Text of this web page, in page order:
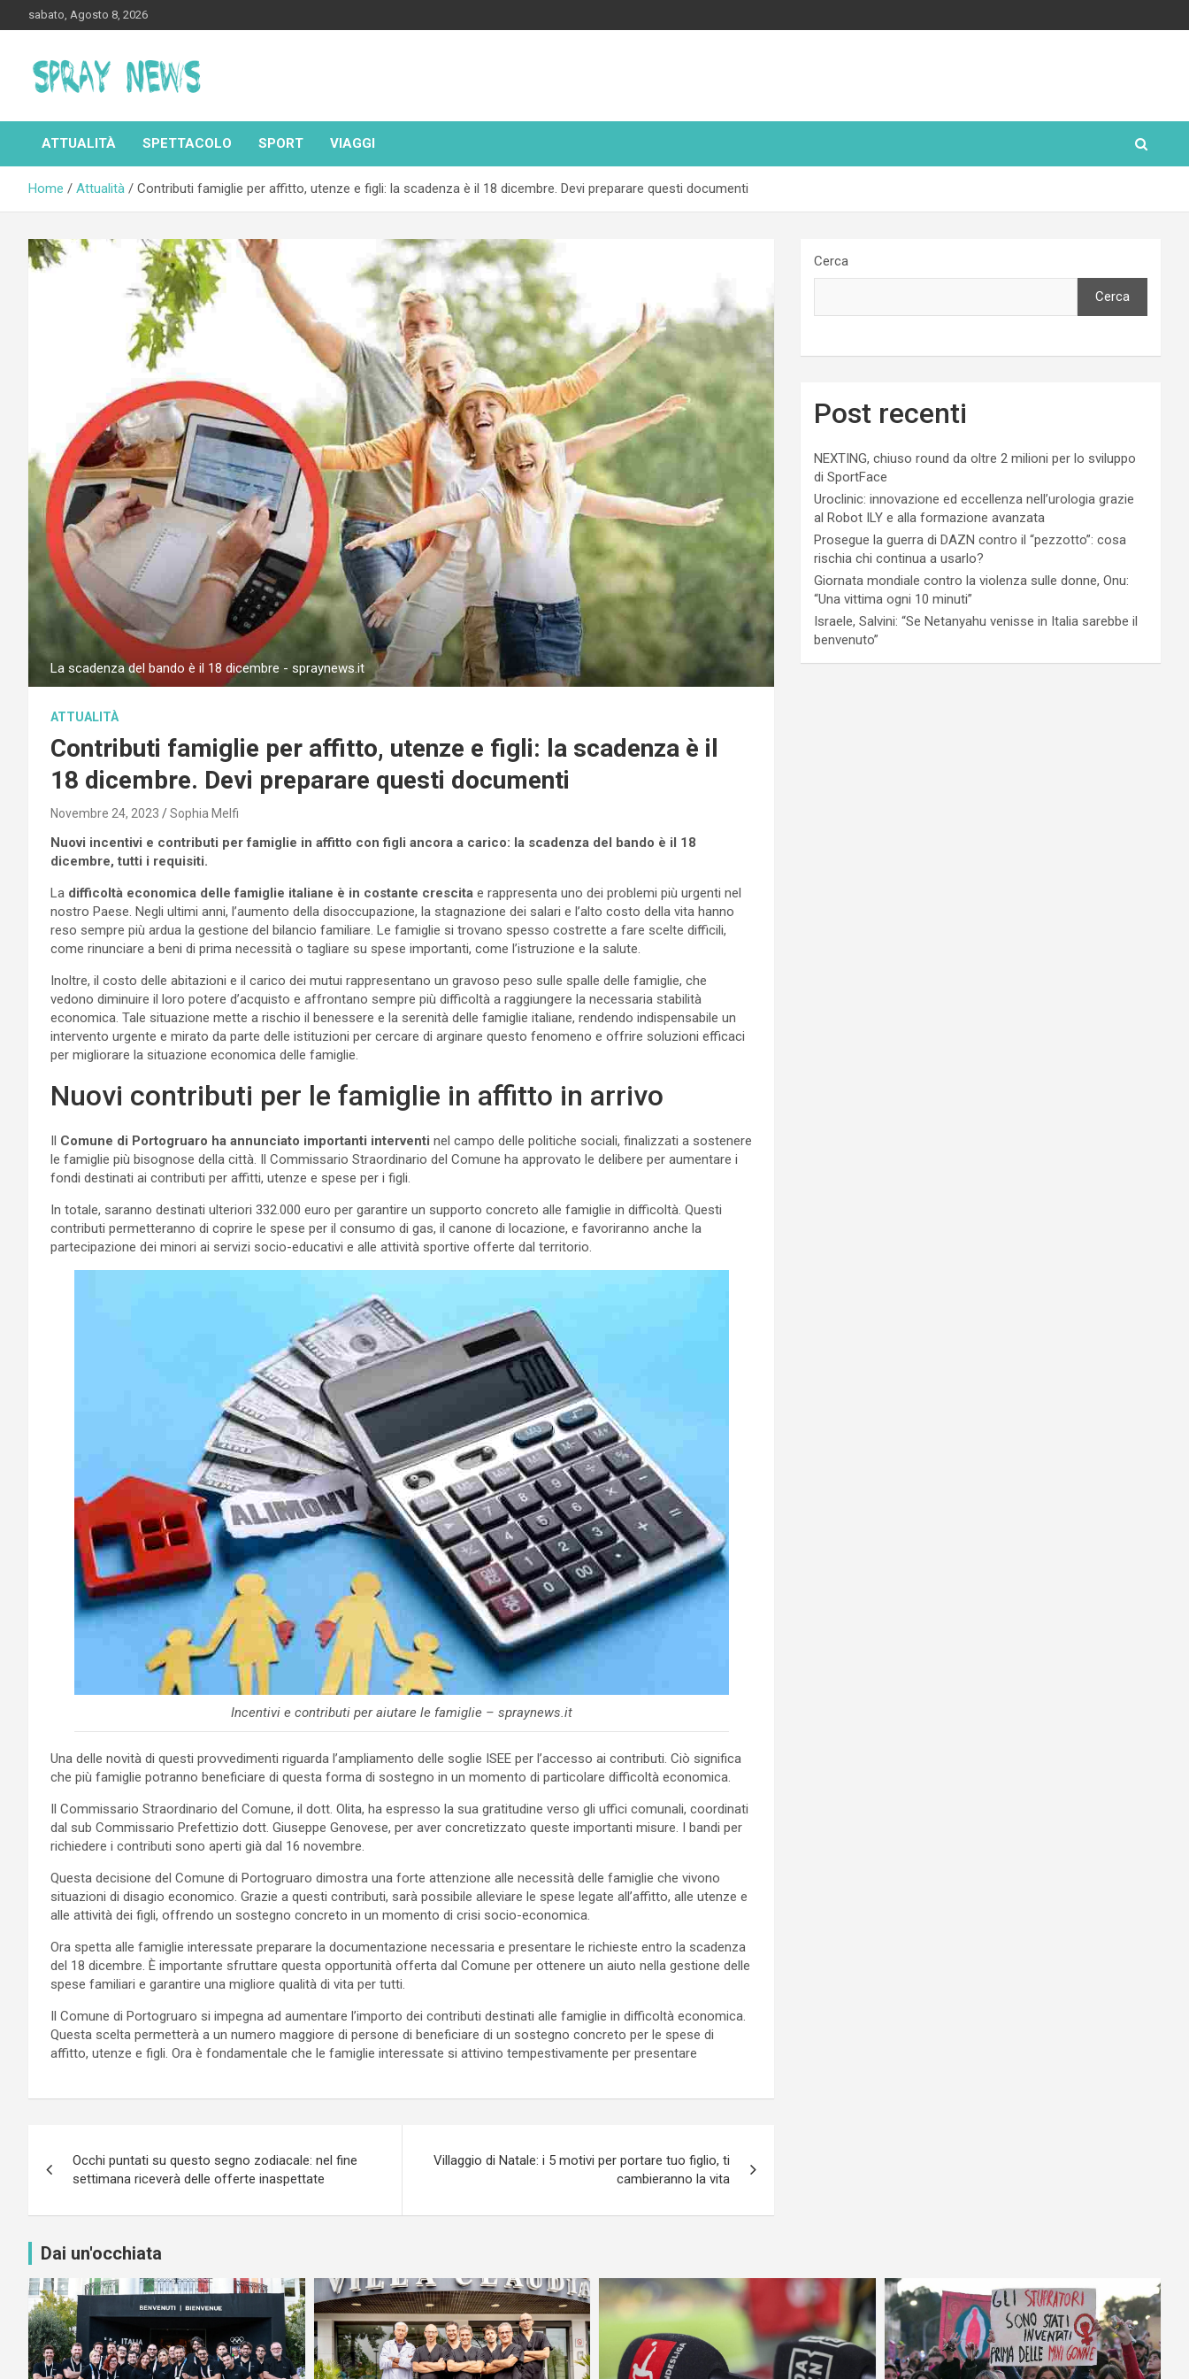
to
sabato, Agosto 8, 2026
Spraynews.it
ATTUALITÀ SPETTACOLO SPORT VIAGGI
Home Attualità Contributi famiglie per affitto, utenze e figli: la scadenza è il 18 dicembre. Devi preparare questi documenti
La scadenza del bando è il 18 dicembre - spraynews.it
ATTUALITÀ
Contributi famiglie per affitto, utenze e figli: la scadenza è il
18 dicembre. Devi preparare questi documenti
Novembre 24, 2023 Sophia Melfi
Nuovi incentivi e contributi per famiglie in affitto con figli ancora a carico: la scadenza del bando è il 18
dicembre, tutti i requisiti.
La difficoltà economica delle famiglie italiane è in costante crescita e rappresenta uno dei problemi più urgenti nel
nostro Paese. Negli ultimi anni, l’aumento della disoccupazione, la stagnazione dei salari e l’alto costo della vita hanno
reso sempre più ardua la gestione del bilancio familiare. Le famiglie si trovano spesso costrette a fare scelte difficili,
come rinunciare a beni di prima necessità o tagliare su spese importanti, come l’istruzione e la salute.
Inoltre, il costo delle abitazioni e il carico dei mutui rappresentano un gravoso peso sulle spalle delle famiglie, che
vedono diminuire il loro potere d’acquisto e affrontano sempre più difficoltà a raggiungere la necessaria stabilità
economica. Tale situazione mette a rischio il benessere e la serenità delle famiglie italiane, rendendo indispensabile un
intervento urgente e mirato da parte delle istituzioni per cercare di arginare questo fenomeno e offrire soluzioni efficaci
per migliorare la situazione economica delle famiglie.
Nuovi contributi per le famiglie in affitto in arrivo
Il Comune di Portogruaro ha annunciato importanti interventi nel campo delle politiche sociali, finalizzati a sostenere
le famiglie più bisognose della città. Il Commissario Straordinario del Comune ha approvato le delibere per aumentare i
fondi destinati ai contributi per affitti, utenze e spese per i figli.
In totale, saranno destinati ulteriori 332.000 euro per garantire un supporto concreto alle famiglie in difficoltà. Questi
contributi permetteranno di coprire le spese per il consumo di gas, il canone di locazione, e favoriranno anche la
partecipazione dei minori ai servizi socio-educativi e alle attività sportive offerte dal territorio.
Incentivi e contributi per aiutare le famiglie – spraynews.it
Una delle novità di questi provvedimenti riguarda l’ampliamento delle soglie ISEE per l’accesso ai contributi. Ciò significa
che più famiglie potranno beneficiare di questa forma di sostegno in un momento di particolare difficoltà economica.
Il Commissario Straordinario del Comune, il dott. Olita, ha espresso la sua gratitudine verso gli uffici comunali, coordinati
dal sub Commissario Prefettizio dott. Giuseppe Genovese, per aver concretizzato queste importanti misure. I bandi per
richiedere i contributi sono aperti già dal 16 novembre.
Questa decisione del Comune di Portogruaro dimostra una forte attenzione alle necessità delle famiglie che vivono
situazioni di disagio economico. Grazie a questi contributi, sarà possibile alleviare le spese legate all’affitto, alle utenze e
alle attività dei figli, offrendo un sostegno concreto in un momento di crisi socio-economica.
Ora spetta alle famiglie interessate preparare la documentazione necessaria e presentare le richieste entro la scadenza
del 18 dicembre. È importante sfruttare questa opportunità offerta dal Comune per ottenere un aiuto nella gestione delle
spese familiari e garantire una migliore qualità di vita per tutti.
Il Comune di Portogruaro si impegna ad aumentare l’importo dei contributi destinati alle famiglie in difficoltà economica.
Questa scelta permetterà a un numero maggiore di persone di beneficiare di un sostegno concreto per le spese di
affitto, utenze e figli. Ora è fondamentale che le famiglie interessate si attivino tempestivamente per presentare
articoli
Occhi puntati su questo segno zodiacale: nel fine
settimana riceverà delle offerte inaspettate
Villaggio di Natale: i 5 motivi per portare tuo figlio, ti
cambieranno la vita
Cerca
Cerca
Post recenti
NEXTING, chiuso round da oltre 2 milioni per lo sviluppo
di SportFace
Uroclinic: innovazione ed eccellenza nell’urologia grazie
al Robot ILY e alla formazione avanzata
Prosegue la guerra di DAZN contro il “pezzotto”: cosa
rischia chi continua a usarlo?
Giornata mondiale contro la violenza sulle donne, Onu:
“Una vittima ogni 10 minuti”
Israele, Salvini: “Se Netanyahu venisse in Italia sarebbe il
benvenuto”
Dai un'occhiata